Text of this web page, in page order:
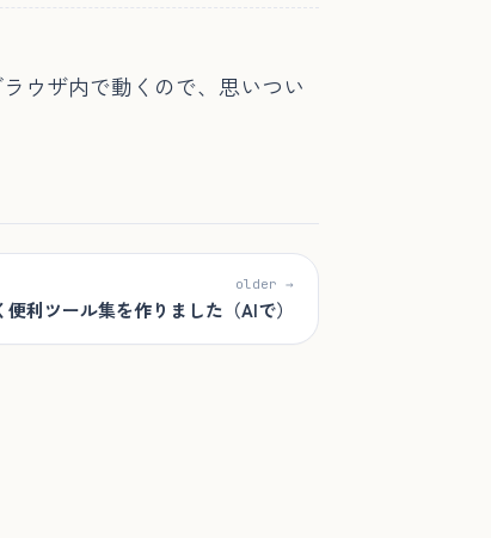
ウザ内で動くので、思いつい
older →
利ツール集を作りました（AIで）